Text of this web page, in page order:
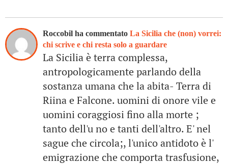
Roccobil ha commentato La Sicilia che (non) vorrei:
chi scrive e chi resta solo a guardare
La Sicilia è terra complessa,
antropologicamente parlando della
sostanza umana che la abita- Terra di
Riina e Falcone. uomini di onore vile e
uomini coraggiosi fino alla morte ;
tanto dell'u no e tanti dell'altro. E' nel
sague che circola;, l'unico antidoto è l'
emigrazione che comporta trasfusione,